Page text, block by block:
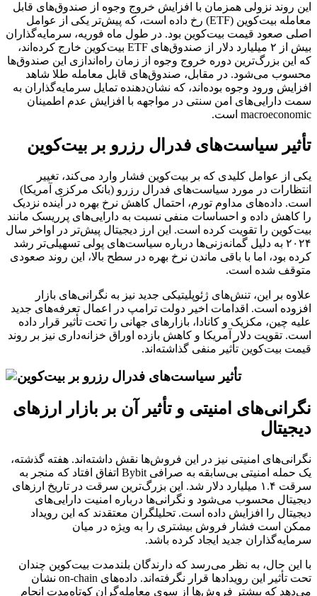
این روند نزولی همزمان با افزایش خروج وجوه از صندوق‌های قابل
معامله بیت‌کوین (ETF) رخ داده است، که پیش‌تر یکی از عوامل
اصلی صعود قیمت بیت‌کوین بود. در طول ماه فوریه، سرمایه‌گذاران
بیش از ۲ میلیارد دلار از صندوق‌های ETF بیت‌کوین خارج کرده‌اند،
که این بزرگ‌ترین دوره خروج وجوه از زمان راه‌اندازی این صندوق‌ها
محسوب می‌شود. در مقابل، صندوق‌های قابل معامله طلا شاهد
افزایش ورود وجوه بوده‌اند، که نشان‌دهنده تمایل سرمایه‌گذاران به
سمت دارایی‌های امن سنتی در مواجهه با افزایش عدم اطمینان
macroeconomic است.
تأثیر سیاست‌های فدرال رزرو بر بیت‌کوین
یکی از عوامل کلیدی که بر بیت‌کوین فشار وارد می‌کند، تغییر
انتظارات در مورد سیاست‌های فدرال رزرو (بانک مرکزی آمریکا)
است. داده‌های مداوم تورم، احتمال کاهش نرخ بهره در آینده نزدیک
را کاهش داده و احساسات منفی نسبت به دارایی‌های پرریسک مانند
بیت‌کوین را تقویت کرده است. این ارز دیجیتال پیش‌تر در اواخر سال
۲۰۲۴ به دلیل گمانه‌زنی‌ها درباره سیاست‌های پولی تسهیلی‌تر رشد
کرده بود، اما با باقی ماندن نرخ بهره در سطح بالا، این روند صعودی
متوقف شده است.
علاوه بر این، تنش‌های ژئوپلیتیکی جدید نیز به نگرانی‌های بازار
افزوده است. اقدامات اخیر دولت ترامپ در اعمال تعرفه‌های جدید
علیه چین، مکزیک و کانادا، بازارهای جهانی را تحت تأثیر قرار داده
است. تقویت دلار آمریکا و کاهش بازده اوراق خزانه‌داری نیز بر روند
قیمت بیت‌کوین تأثیر منفی گذاشته‌اند.
نگرانی‌های امنیتی و تأثیر آن بر بازار ارزهای
دیجیتال
نگرانی‌های امنیتی نیز در این فروش‌ها نقش داشته‌اند. هفته گذشته،
یک حمله امنیتی بی‌سابقه به صرافی Bybit اتفاق افتاد که منجر به
سرقت ۱.۴ میلیارد دلار شد. این بزرگ‌ترین سرقت در تاریخ ارزهای
دیجیتال محسوب می‌شود و نگرانی‌ها درباره امنیت دارایی‌های
دیجیتال را افزایش داده است. تحلیلگران معتقدند که این رویداد
ممکن است فشار فروش بیشتری را به ویژه در میان
سرمایه‌گذاران جدید ایجاد کرده باشد.
با این حال، به نظر می‌رسد که دارندگان بلندمدت بیت‌کوین چندان
تحت تأثیر این رویدادها قرار نگرفته‌اند. داده‌های on-chain نشان
می‌دهد که بیشتر فروش‌ها از سوی معامله‌گران کوتاه‌مدت انجام